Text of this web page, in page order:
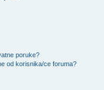
poruke?
od korisnika/ce foruma?